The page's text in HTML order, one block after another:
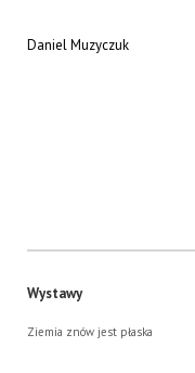
Daniel Muzyczuk
Wystawy
Ziemia znów jest płaska